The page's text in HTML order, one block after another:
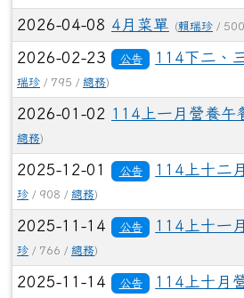
2026-04-08 4月菜單 (賴瑞珍 /
2026-02-23 公告 114下二、
瑞珍 / 795 / 總務)
2026-01-02 114上一月營養午
總務)
2025-12-01 公告 114上十二
珍 / 908 / 總務)
2025-11-14 公告 114上十一
珍 / 766 / 總務)
2025-11-14 公告 114上十月